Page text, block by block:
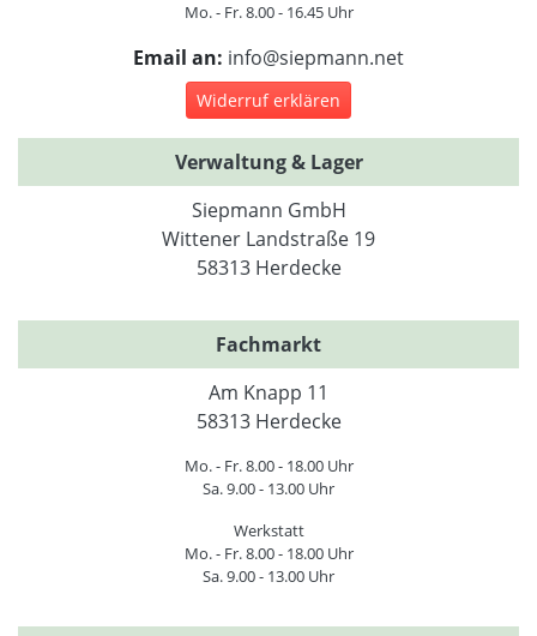
Mo. - Fr. 8.00 - 16.45 Uhr
Email an: info@siepmann.net
Widerruf erklären
Verwaltung & Lager
Siepmann GmbH
Wittener Landstraße 19
58313 Herdecke
Fachmarkt
Am Knapp 11
58313 Herdecke
Mo. - Fr. 8.00 - 18.00 Uhr
Sa. 9.00 - 13.00 Uhr
Werkstatt
Mo. - Fr. 8.00 - 18.00 Uhr
Sa. 9.00 - 13.00 Uhr